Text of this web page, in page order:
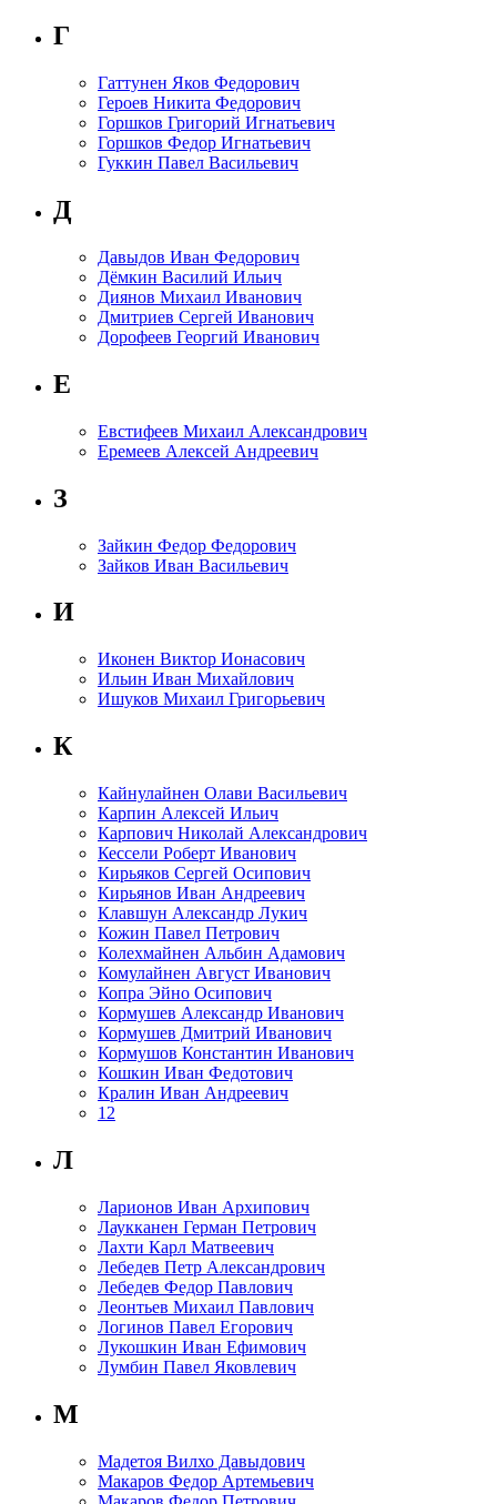
Г
Гаттунен Яков Федорович
Героев Никита Федорович
Горшков Григорий Игнатьевич
Горшков Федор Игнатьевич
Гуккин Павел Васильевич
Д
Давыдов Иван Федорович
Дёмкин Василий Ильич
Диянов Михаил Иванович
Дмитриев Сергей Иванович
Дорофеев Георгий Иванович
Е
Евстифеев Михаил Александрович
Еремеев Алексей Андреевич
З
Зайкин Федор Федорович
Зайков Иван Васильевич
И
Иконен Виктор Ионасович
Ильин Иван Михайлович
Ишуков Михаил Григорьевич
К
Кайнулайнен Олави Васильевич
Карпин Алексей Ильич
Карпович Николай Александрович
Кессели Роберт Иванович
Кирьяков Сергей Осипович
Кирьянов Иван Андреевич
Клавшун Александр Лукич
Кожин Павел Петрович
Колехмайнен Альбин Адамович
Комулайнен Август Иванович
Копра Эйно Осипович
Кормушев Александр Иванович
Кормушев Дмитрий Иванович
Кормушов Константин Иванович
Кошкин Иван Федотович
Кралин Иван Андреевич
1 2
Л
Ларионов Иван Архипович
Лаукканен Герман Петрович
Лахти Карл Матвеевич
Лебедев Петр Александрович
Лебедев Федор Павлович
Леонтьев Михаил Павлович
Логинов Павел Егорович
Лукошкин Иван Ефимович
Лумбин Павел Яковлевич
М
Мадетоя Вилхо Давыдович
Макаров Федор Артемьевич